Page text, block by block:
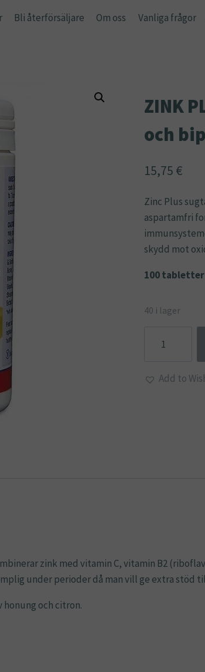
Bli återförsäljare Om oss Vanliga frågor
ZINK
och
15,75 €
Zinc Plus
aspartamfri
skydd mot
100 tabletter
40 i lager
PLUS
medAdd to
zink med vitamin C, vitamin B2
under perioder då man vill ge extra stöd
honung och citron.